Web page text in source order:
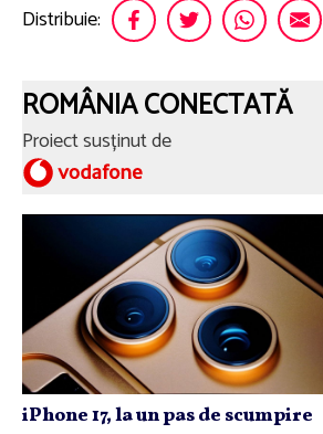
Distribuie:
ROMÂNIA CONECTATĂ
Proiect susținut de
iPhone 17, la un pas de scumpire